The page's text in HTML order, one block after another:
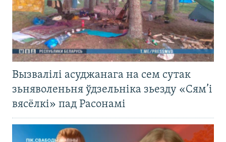
Вызвалілі асуджанага на сем сутак
зьняволеньня ўдзельніка зьезду «Сям’і
вясёлкі» пад Расонамі